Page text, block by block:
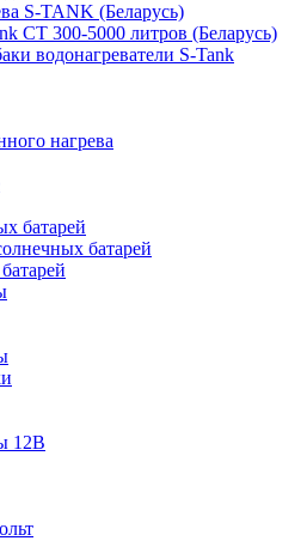
S-TANK (Беларусь)
СТ 300-5000 литров (Беларусь)
водонагреватели S-Tank
нагрева
батарей
батарей
12В